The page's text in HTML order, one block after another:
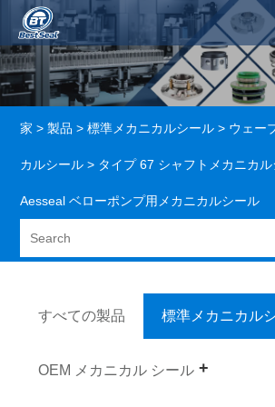
家 > 製品 >標準メカニカルシール > ウェー
カルシール > タイプ 67 シャフトメカニカ
Aesseal ベローポンプ用メカニカルシール
すべての製品 標準メカニカル
OEM メカニカル シール